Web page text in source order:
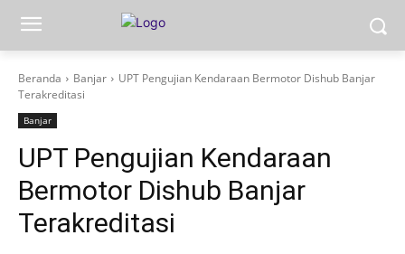
Beranda Banjar
UPT Pengujian Kendaraan Bermotor Dishub Banjar
Terakreditasi
Banjar
UPT Pengujian Kendaraan
Bermotor Dishub Banjar
Terakreditasi